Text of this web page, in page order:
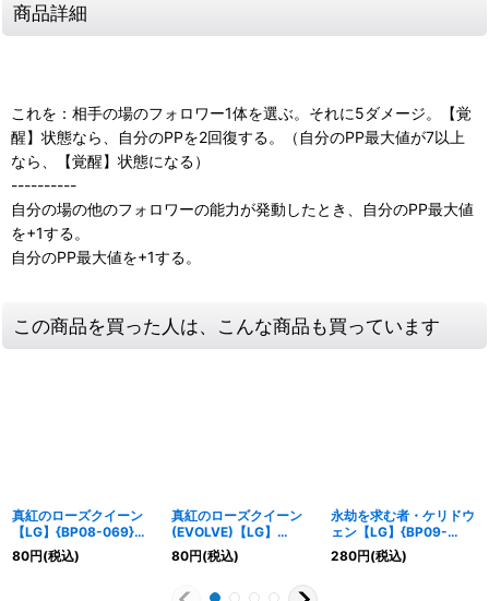
商品詳細
これを：相手の場のフォロワー1体を選ぶ。それに5ダメージ。【覚
醒】状態なら、自分のPPを2回復する。（自分のPP最大値が7以上
なら、【覚醒】状態になる）
----------
自分の場の他のフォロワーの能力が発動したとき、自分のPP最大値
を+1する。
自分のPP最大値を+1する。
この商品を買った人は、こんな商品も買っています
真紅のローズクイーン
【LG】{BP08-069}
《ナイトメア》
80円(税込)
真紅のローズクイーン
(EVOLVE)【LG】
{BP08-070}《ナイトメ
ア》
80円(税込)
永劫を求む者・ケリドウ
ェン【LG】{BP09-
035}《ウィッチ》
280円(税込)